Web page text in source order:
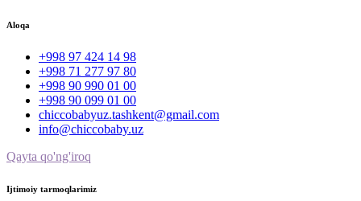
Aloqa
+998 97 424 14 98
+998 71 277 97 80
+998 90 990 01 00
+998 90 099 01 00
chiccobabyuz.tashkent@gmail.com
info@chiccobaby.uz
Qayta qo'ng'iroq
Ijtimoiy tarmoqlarimiz